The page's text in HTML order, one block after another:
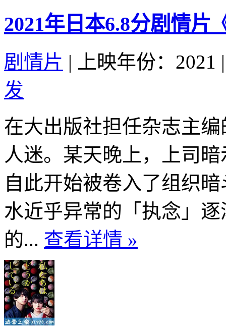
2021年日本6.8分剧情片
剧情片 | 上映年份：2021 |
发
在大出版社担任杂志主
人迷。某天晚上，上司
自此开始被卷入了组织
水近乎异常的「执念」
的... 查看详情 »